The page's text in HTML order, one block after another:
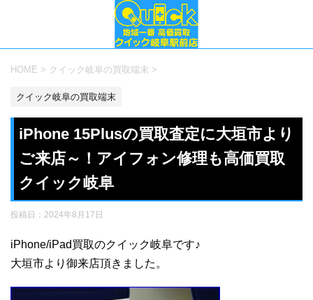
HOME > クイック岐阜の買取端末 >
クイック岐阜の買取端末
iPhone 15Plusの買取査定に大垣市より
ご来店～！アイフォン修理も高価買取
クイック岐阜
投稿日： 2024年8月17日
iPhone/iPad買取のクイック岐阜です♪
大垣市より御来店頂きました。